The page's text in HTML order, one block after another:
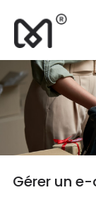
Branding
Marketing
Consultance
Support
Gérer un